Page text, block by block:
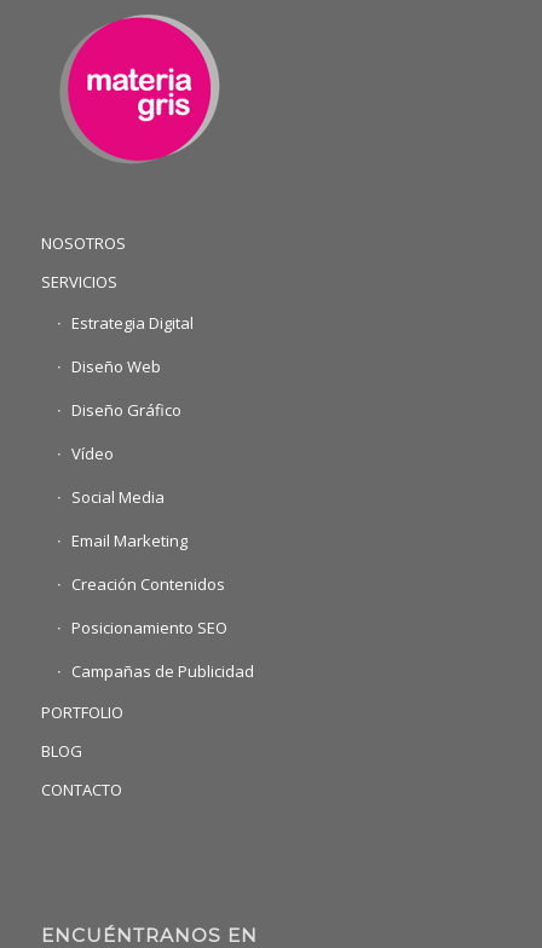
NOSOTROS
SERVICIOS
Estrategia Digital
Diseño Web
Diseño Gráfico
Vídeo
Social Media
Email Marketing
Creación Contenidos
Posicionamiento SEO
Campañas de Publicidad
PORTFOLIO
BLOG
CONTACTO
ENCUÉNTRANOS EN